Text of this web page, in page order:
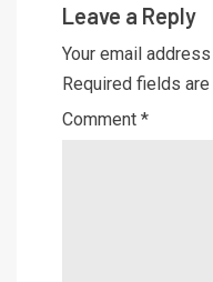
Leave a Reply
Your email
Required fields
Comment *